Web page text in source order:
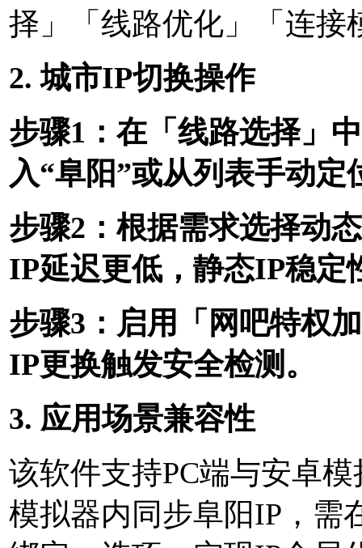
择」「线路优化」「连接
2. 城市IP切换操作
步骤1：在「线路选择」
入“阜阳”或从列表手动定
步骤2：根据需求选择动
IP延迟更低，静态IP稳定
步骤3：启用「网吧特权
IP更换触发安全检测。
3. 应用场景兼容性
该软件支持PC端与安卓
模拟器内同步阜阳IP，需